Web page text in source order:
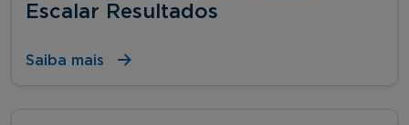
Escalar Resultados
Saiba mais